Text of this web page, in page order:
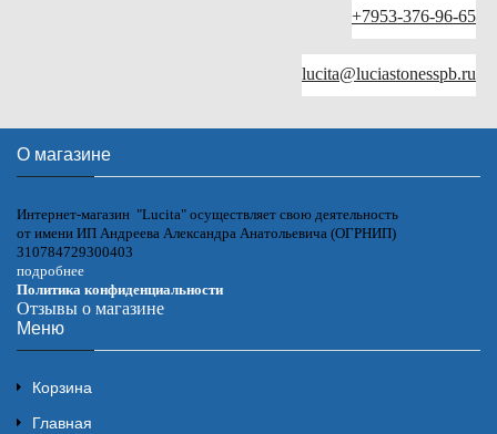
+7953-376-96-65
lucita@luciastonesspb.ru
О магазине
Интернет-магазин "Lucita" осуществляет свою деятельность
от имени ИП Андреева Александра Анатольевича (ОГРНИП)
310784729300403
подробнее
Политика конфиденциальности
Отзывы о магазине
Меню
Корзина
Главная